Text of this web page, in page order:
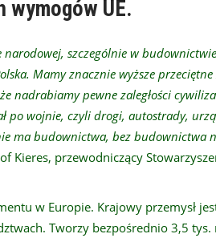
wymogów UE.
szczególnie w
Mamy znacznie wyższe przeciętne
nadrabiamy pewne zaległości
po wojnie, czyli drogi, autostrady,
ma budownictwa, bez budownictwa
Kieres, przewodniczący
w Europie. Krajowy przemysł
Tworzy bezpośrednio 3,5 tys.